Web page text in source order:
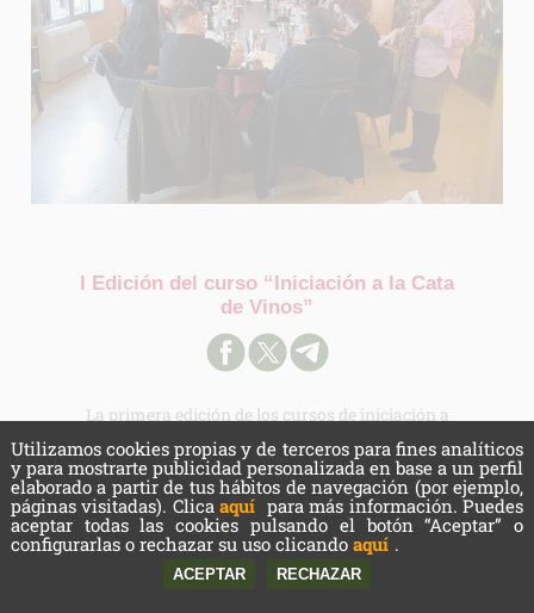
I Edición del curso “Iniciación a la Cata
de Vinos”
La primera edición de los cursos de iniciación a
la cata de vinos se celebró durante el habitual
Día de Mercado.
Leer más...
Utilizamos cookies propias y de terceros para fines analíticos
y para mostrarte publicidad personalizada en base a un perfil
elaborado a partir de tus hábitos de navegación (por ejemplo,
páginas visitadas). Clicaaquí para más información. Puedes
aceptar todas las cookies pulsando el botón “Aceptar” o
configurarlas o rechazar su uso clicando aquí .